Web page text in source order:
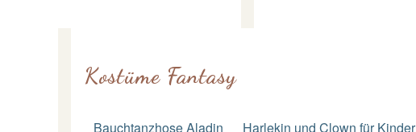
Kostüme Fantasy
Bauchtanzhose Aladin Harlekin und Clown für Kinder